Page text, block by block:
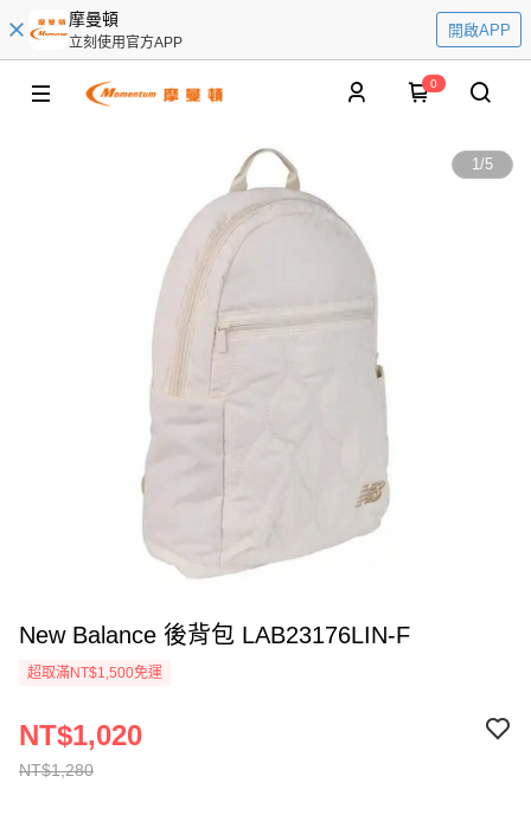
摩曼頓
立刻使用官方APP
開啟APP
0
1/5
New Balance 後背包 LAB23176LIN-F
超取滿NT$1,500免運
NT$1,280
NT$1,020